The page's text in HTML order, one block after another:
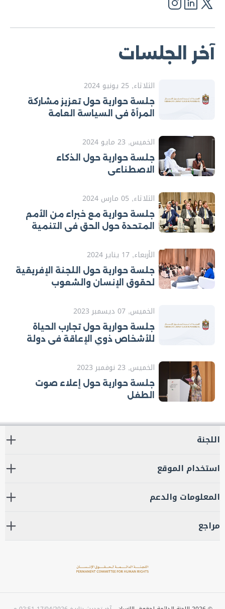
آخر الجلسات
الثلاثاء, 25 يونيو 2024
جلسة حوارية حول تعزيز مشاركة
المرأة في السياسة العامة
الخميس, 23 مايو 2024
جلسة حوارية حول الذكاء
الاصطناعي
الثلاثاء, 05 مارس 2024
جلسة حوارية مع خبراء من الأمم
المتحدة حول الحق في التنمية
الأربعاء, 17 يناير 2024
جلسة حوارية حول اللجنة الإفريقية
لحقوق الإنسان والشعوب
الخميس, 07 ديسمبر 2023
جلسة حوارية حول تجارب الحياة
للأشخاص ذوي الإعاقة في دولة
الخميس, 23 نوفمبر 2023
جلسة حوارية حول إعلاء صوت
الطفل
اللجنة
استخدام الموقع
المعلومات والدعم
مراجع